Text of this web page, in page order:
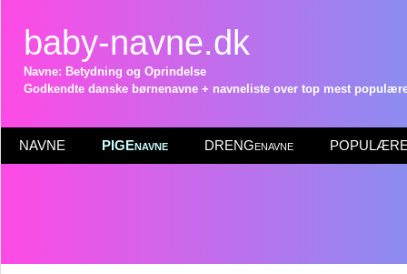
baby-navne.dk
Navne: Betydning og Oprindelse
Godkendte danske børnenavne + navneliste over top mest
NAVNE PIGEnavne DRENGenavne POPULÆRE